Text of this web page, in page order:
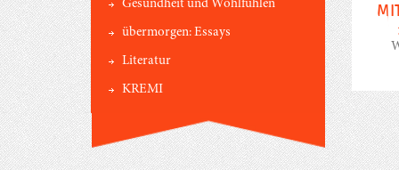
Gesundheit und Wohlfühlen
übermorgen: Essays
Literatur
KREMI